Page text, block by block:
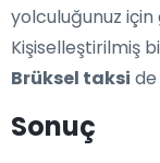
yolculuğunuz
Kişiselleştirilmiş
Brüksel taksi
Sonuç